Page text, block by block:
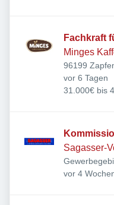
Fachkraft
Minges
96199
Veröffentlicht
vor 6 Tagen
31.000€ bis
Sagasser-
Gärtnersleite
Veröffentlicht:
vor 4